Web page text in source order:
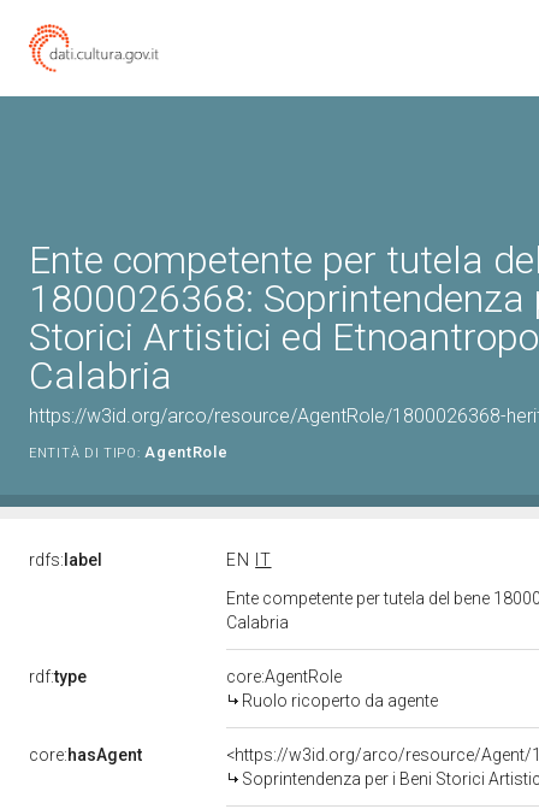
Ente competente per tutela
1800026368: Soprintendenza
Storici Artistici ed
Calabria
https://w3id.org/arco/resource/AgentRole/1800026368-
ENTITÀ DI TIPO: AgentRole
rdfs: label EN
IT
Ente competente per tutela del bene
Calabria
rdf:type
core:AgentRole
Ruolo ricoperto da agente
core:hasAgent
<https://w3id.org/arco/resource/Agent/
Soprintendenza per i Beni Storici